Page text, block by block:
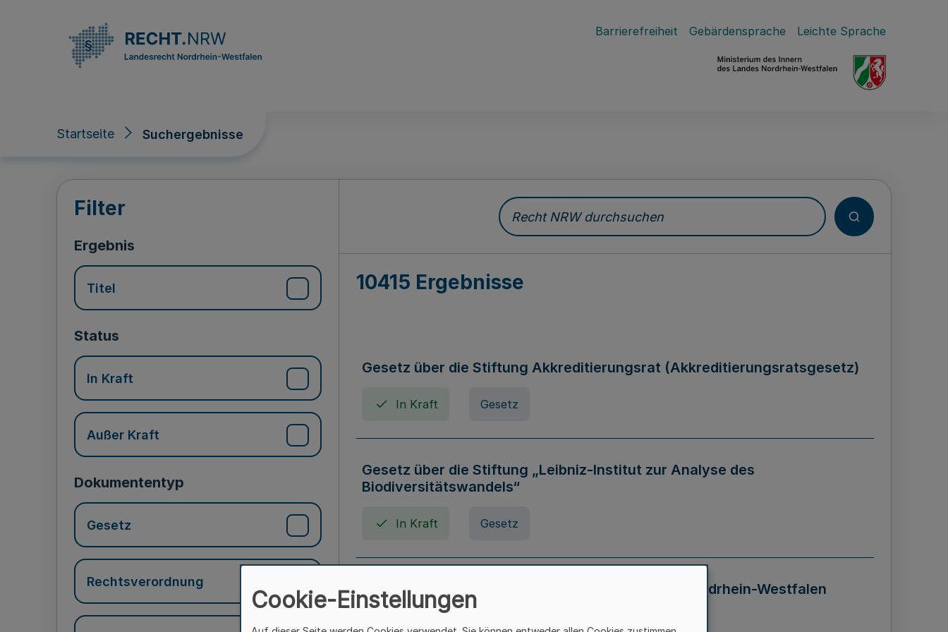
Barrierefreiheit Gebärdensprache Leichte Sprache
Startseite Suchergebnisse
Suchergebnisse
Filter
Ergebnis
Titel
Status
In Kraft
Außer Kraft
Dokumententyp
Gesetz
Rechtsverordnung
Recht NRW durchsuchen
10415 Ergebnisse
Gesetz über die Stiftung Akkreditierungsrat (Akkreditierungsratsgesetz)
In Kraft Gesetz
Gesetz über die Stiftung „Leibniz-Institut zur Analyse des
Biodiversitätswandels“
In Kraft Gesetz
Gesetz über die Kunsthochschulen des Landes Nordrhein-Westfalen
(Kunsthochschulgesetz - KunstHG)
Cookie-Einstellungen